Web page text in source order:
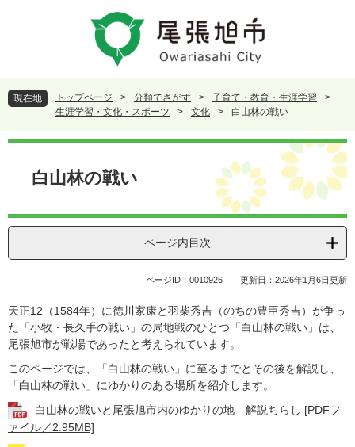
頭
で
。
飛
ば
て
現在地 トップページ > 分類でさがす > 子育て・教育・生涯学習
>
生涯学習・文化・スポーツ
> 文化 > 白山林の戦い
本
白山林の戦い
ページ内目次
ページID：0010926 更新日：2026年1月6日更新
天正12（1584年）に徳川家康と羽柴秀吉（のちの豊臣秀吉）が争っ
た「小牧・長久手の戦い」の局地戦のひとつ「白山林の戦い」は、
尾張旭市が戦場であったと考えられています。
このページでは、「白山林の戦い」に至るまでとその後を解説し、
「白山林の戦い」にゆかりのある場所を紹介します。
白山林の戦いと尾張旭市内のゆかりの地 解説ちらし [PDFフ
ァイル／2.95MB]